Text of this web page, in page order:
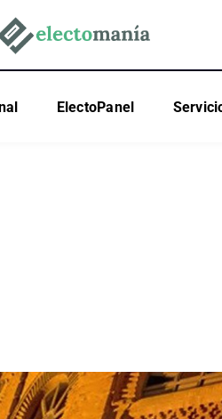
ElectoPanel